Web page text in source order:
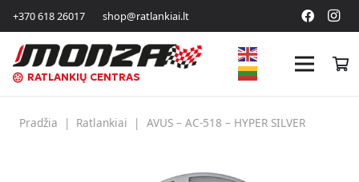
+370 618 26017 shop@ratlankiai.lt
RATLANKIŲ CENTRAS
Pradžia | Ratlankiai | AVUS – AC-518 – HYPER SILVER